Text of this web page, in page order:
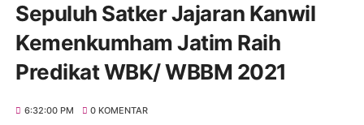
Sepuluh Satker Jajaran Kanwil
Kemenkumham Jatim Raih
Predikat WBK/ WBBM 2021
6:32:00 PM 0 KOMENTAR